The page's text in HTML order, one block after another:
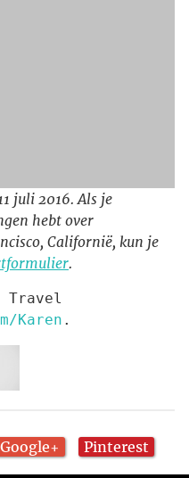
juli 2016. Als je
hebt over
Californië, kun je
.
Travel
Karen .
Google+ Pinterest